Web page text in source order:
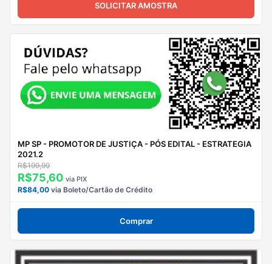
SOLICITAR AMOSTRA
MP SP - PROMOTOR DE JUSTIÇA - PÓS EDITAL - ESTRATEGIA
2021.2
R$199,99
R$75,60 via PIX
R$84,00 via Boleto/Cartão de Crédito
Comprar